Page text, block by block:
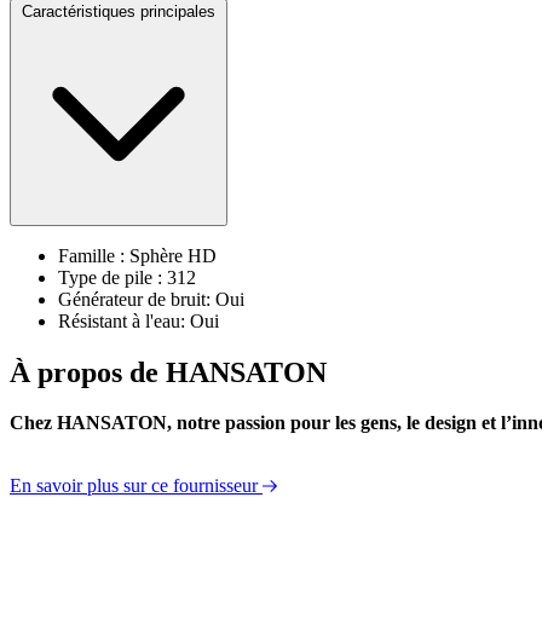
Caractéristiques principales
Famille : Sphère HD
Type de pile : 312
Générateur de bruit: Oui
Résistant à l'eau: Oui
À propos de HANSATON
Chez HANSATON, notre passion pour les gens, le design et
En savoir plus sur ce fournisseur